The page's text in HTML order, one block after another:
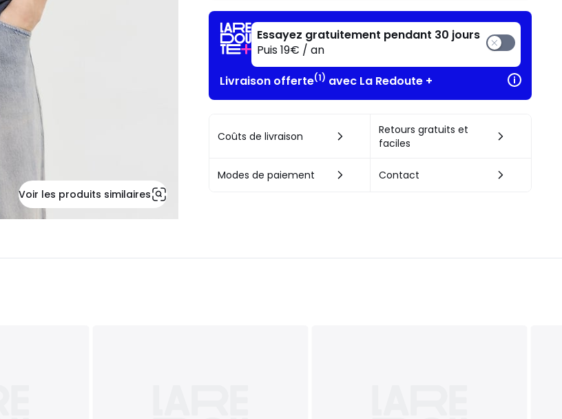
Voir les produits similaires
Essayez gratuitement pendant 30 jours
Puis 19€ / an
Livraison offerte(1) avec La Redoute +
Coûts de livraison
Retours gratuits et
faciles
Modes de paiement Contact